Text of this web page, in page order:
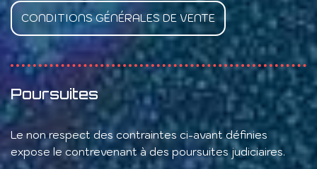
CONDITIONS GÉNÉRALES DE VENTE
Poursuites
Le non respect des contraintes ci-avant définies
expose le contrevenant à des poursuites judiciaires.